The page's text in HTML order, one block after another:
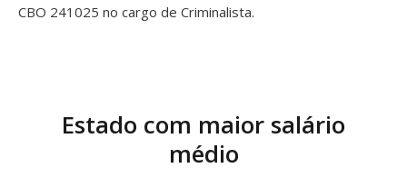
CBO 241025 no cargo de Criminalista.
Estado com maior salário
médio